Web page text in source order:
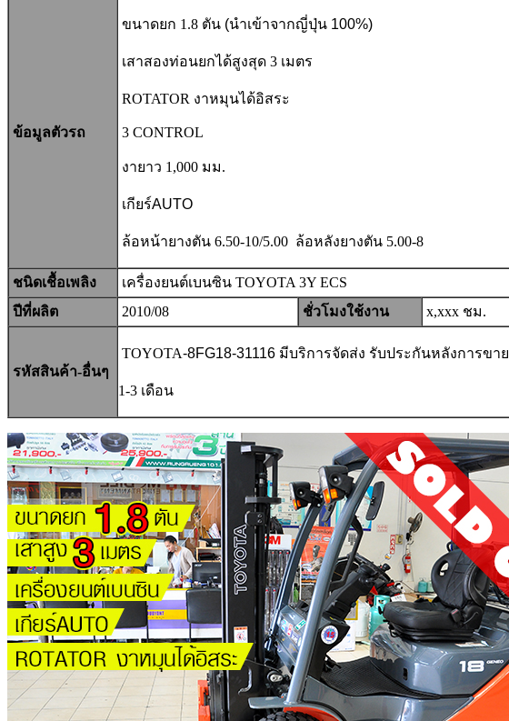
ข้อมูลตัวรถ
ขนาดยก 1.8 ตัน (นำเข้าจากญี่ปุ่น 100%)
เสาสองท่อนยกได้สูงสุด 3 เมตร
ROTATOR งาหมุนได้อิสระ
3 CONTROL
งายาว 1,000 มม.
เกียร์AUTO
ล้อหน้ายางตัน 6.50-10/5.00 ล้อหลังยางตัน 5.00-8
ชนิดเชื้อเพลิง
เครื่องยนต์เบนซิน TOYOTA 3Y ECS
ปีที่ผลิต
2010/08 ชั่วโมงใช้งาน x,xxx ชม.
รหัสสินค้า-อื่นๆ
TOYOTA-8FG18-31116 มีบริการจัดส่ง รับประกันหลังการขาย
1-3 เดือน